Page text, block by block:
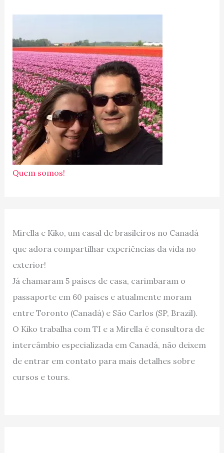
Quem somos!
Mirella e Kiko, um casal de brasileiros no Canadá
que adora compartilhar experiências da vida no
exterior!
Já chamaram 5 países de casa, carimbaram o
passaporte em 60 países e atualmente moram
entre Toronto (Canadá) e São Carlos (SP, Brazil).
O Kiko trabalha com TI e a Mirella é consultora de
intercâmbio especializada em Canadá, não deixem
de entrar em contato para mais detalhes sobre
cursos e tours.